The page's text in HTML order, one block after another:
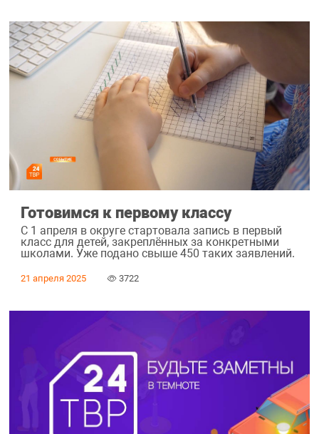
Готовимся к первому классу
С 1 апреля в округе стартовала запись в первый
класс для детей, закреплённых за конкретными
школами. Уже подано свыше 450 таких заявлений.
21 апреля 2025 3722